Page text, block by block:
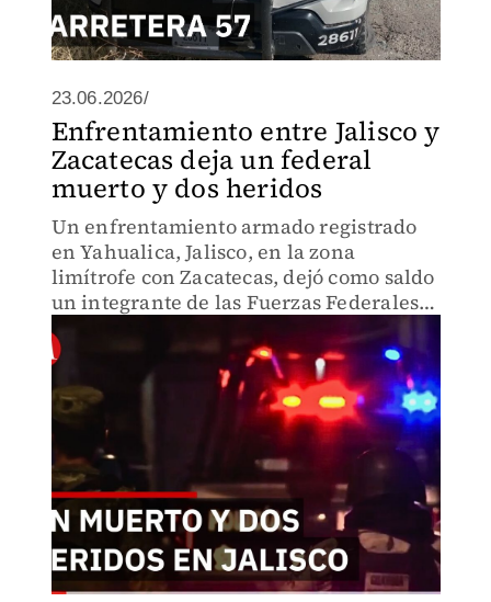
23.06.2026/
Enfrentamiento entre Jalisco y
Zacatecas deja un federal
muerto y dos heridos
Un enfrentamiento armado registrado
en Yahualica, Jalisco, en la zona
limítrofe con Zacatecas, dejó como saldo
un integrante de las Fuerzas Federales
fallecido y dos elementos lesionados.